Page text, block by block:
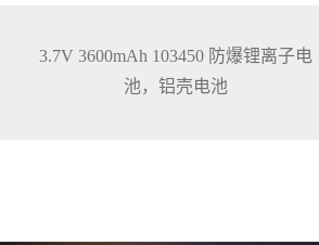
3.7V 3600mAh 103450 防爆锂离子电
池，铝壳电池